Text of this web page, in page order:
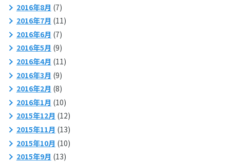
2016年8月 (7)
2016年7月 (11)
2016年6月 (7)
2016年5月 (9)
2016年4月 (11)
2016年3月 (9)
2016年2月 (8)
2016年1月 (10)
2015年12月 (12)
2015年11月 (13)
2015年10月 (10)
2015年9月 (13)